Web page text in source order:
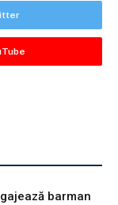
barman